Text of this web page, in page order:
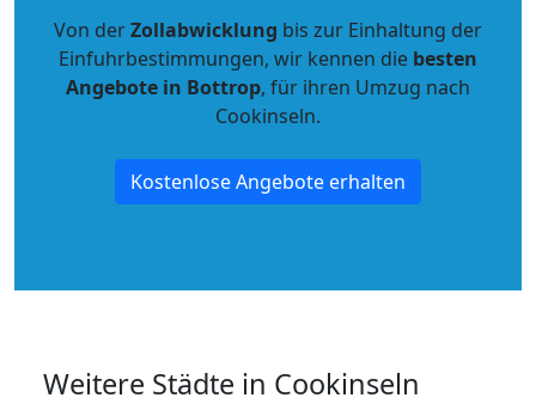
Von derZollabwicklung bis zur Einhaltung der
Einfuhrbestimmungen, wir kennen die besten
Angebote in Bottrop, für ihren Umzug nach
Cookinseln.
Kostenlose Angebote erhalten
Weitere Städte in Cookinseln